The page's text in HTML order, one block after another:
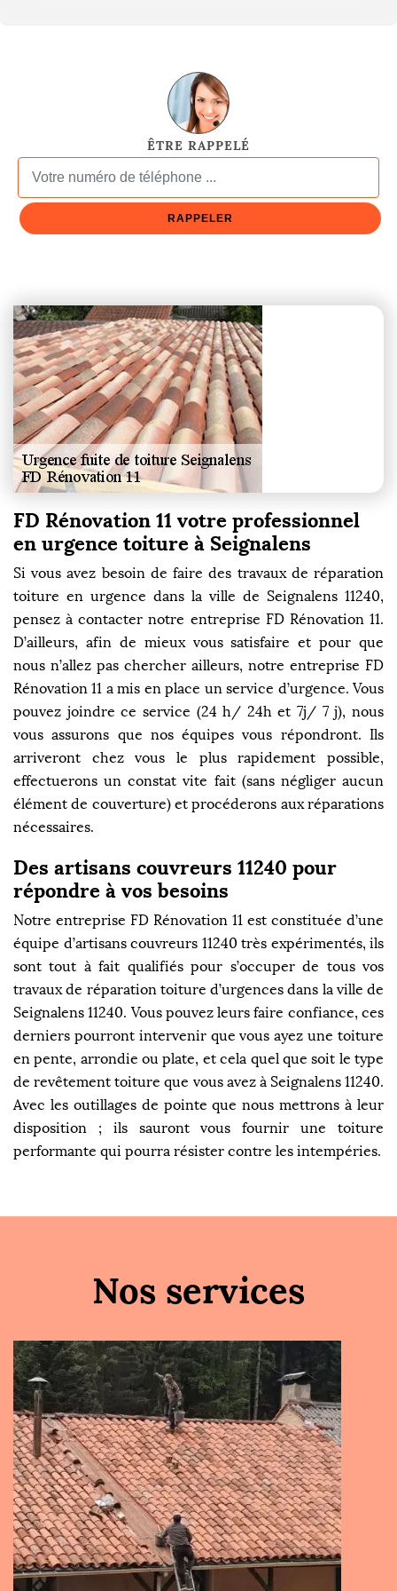
ÊTRE RAPPELÉ
FD Rénovation 11 votre professionnel
en urgence toiture à Seignalens
Si vous avez besoin de faire des travaux de réparation
toiture en urgence dans la ville de Seignalens 11240,
pensez à contacter notre entreprise FD Rénovation 11.
D’ailleurs, afin de mieux vous satisfaire et pour que
nous n’allez pas chercher ailleurs, notre entreprise FD
Rénovation 11 a mis en place un service d’urgence. Vous
pouvez joindre ce service (24 h/ 24h et 7j/ 7 j), nous
vous assurons que nos équipes vous répondront. Ils
arriveront chez vous le plus rapidement possible,
effectuerons un constat vite fait (sans négliger aucun
élément de couverture) et procéderons aux réparations
nécessaires.
Des artisans couvreurs 11240 pour
répondre à vos besoins
Notre entreprise FD Rénovation 11 est constituée d’une
équipe d’artisans couvreurs 11240 très expérimentés, ils
sont tout à fait qualifiés pour s’occuper de tous vos
travaux de réparation toiture d’urgences dans la ville de
Seignalens 11240. Vous pouvez leurs faire confiance, ces
derniers pourront intervenir que vous ayez une toiture
en pente, arrondie ou plate, et cela quel que soit le type
de revêtement toiture que vous avez à Seignalens 11240.
Avec les outillages de pointe que nous mettrons à leur
disposition ; ils sauront vous fournir une toiture
performante qui pourra résister contre les intempéries.
Nos services